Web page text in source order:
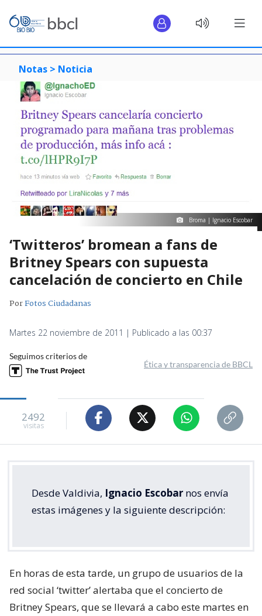
Notas > Noticia
Broma | Ignacio Escobar
‘Twitteros’ bromean a fans de
Britney Spears con supuesta
cancelación de concierto en Chile
PorFotos Ciudadanas
Martes 22 noviembre de 2011 | Publicado a las 00:37
Seguimos criterios de
Ética y transparencia de BBCL
2492
visitas
Desde Valdivia, Ignacio Escobar nos envía
estas imágenes y la siguiente descripción:
En horas de esta tarde, un grupo de usuarios de la
red social ‘twitter’ alertaba que el concierto de
Britney Spears, que se llevará a cabo este martes en